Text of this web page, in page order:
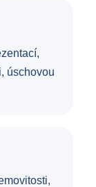
úschovou